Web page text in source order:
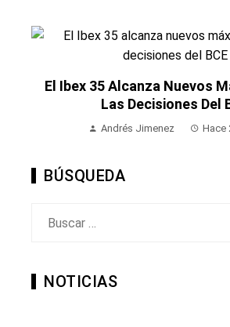
El Ibex 35 Alcanza Nuevos
Las Decisiones Del
Andrés Jimenez Hace
BÚSQUEDA
NOTICIAS